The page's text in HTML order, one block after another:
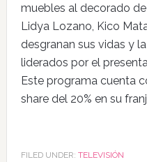
muebles al decorado
Lidya Lozano, Kico
desgranan sus vidas y
liderados por el
Este programa cuenta
share del 20% en su
FILED UNDER: TELEVISIÓN